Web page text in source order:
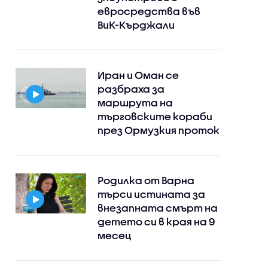
евросредства във
ВиК-Кърджали
Иран и Оман се
разбраха за
маршрута на
търговските кораби
през Ормузкия проток
Родилка от Варна
търси истината за
внезапната смърт на
детето си в края на 9
месец